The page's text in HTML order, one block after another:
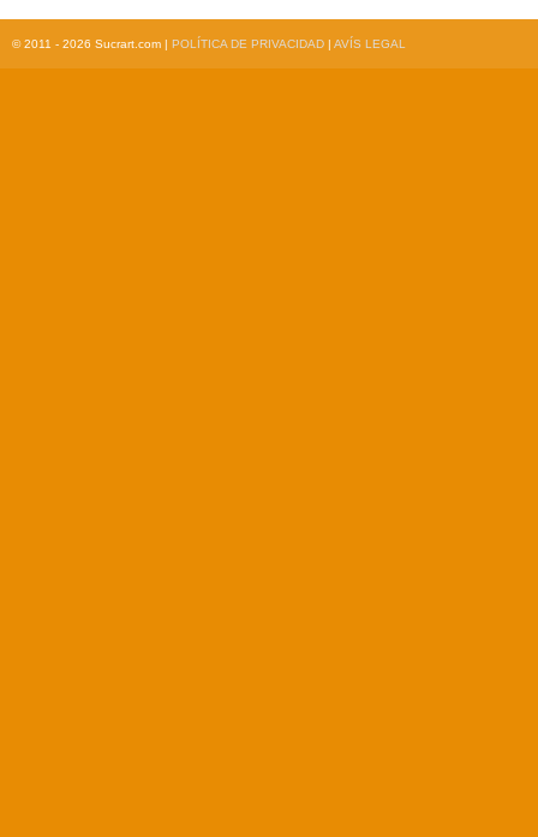
© 2011 - 2026 Sucrart.com | POLÍTICA DE PRIVACIDAD | AVÍS LEGAL